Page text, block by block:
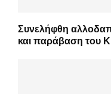
Συνελήφθη
και παράβαση του